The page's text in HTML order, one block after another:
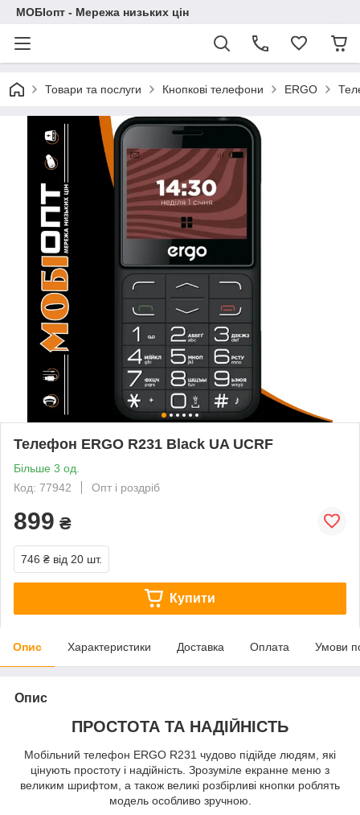
МОБІопт - Мережа низьких цін
Товари та послуги Кнопкові телефони ERGO
Телефон ERGO R231 Black UA UCRF
Більше 3 од.
Код: 77942
Опт і роздріб
899 ₴
746 ₴ від 20 шт.
Купити
Опис Характеристики Доставка Оплата Умови
Опис
ПРОСТОТА ТА НАДІЙНІСТЬ
Мобільний телефон ERGO R231 чудово підійде людям, які
цінують простоту і надійність. Зрозуміле екранне меню з
великим шрифтом, а також великі розбірливі кнопки роблять
модель особливо зручною.